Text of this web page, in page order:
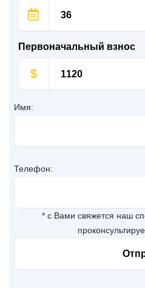
Первоначальный взнос
$
Имя:
Телефон:
* с Вами свяжется наш